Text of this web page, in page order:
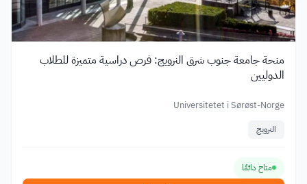
منحة جامعة جنوب شرق النرويج: فرص دراسية متميزة للطلاب
الدوليين
Universitetet i Sørøst-Norge
النرويج
متاح دائمًا